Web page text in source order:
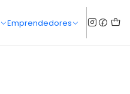
Emprendedores